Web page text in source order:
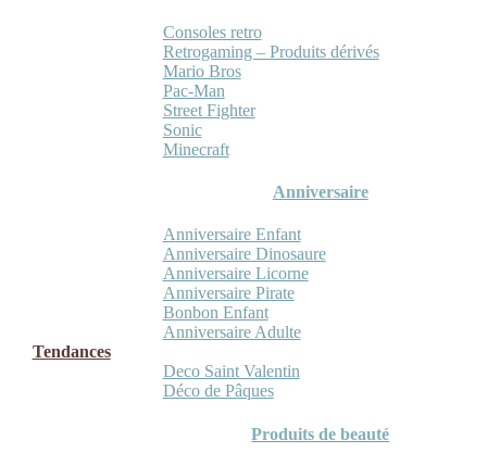
Consoles retro
Retrogaming – Produits dérivés
Mario Bros
Pac-Man
Street Fighter
Sonic
Minecraft
Anniversaire
Anniversaire Enfant
Anniversaire Dinosaure
Anniversaire Licorne
Anniversaire Pirate
Bonbon Enfant
Anniversaire Adulte
Tendances
Deco Saint Valentin
Déco de Pâques
Produits de beauté